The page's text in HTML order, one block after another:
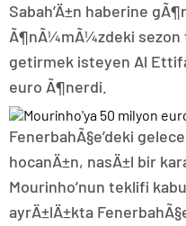
Sabah’Ä±n haberine
Ã¶nÃ¼mÃ¼zdeki sezon
getirmek isteyen Al
euro Ã¶nerdi.
FenerbahÃ§e’deki
hocanÄ±n, nasÄ±l bir
Mourinho’nun teklifi
ayrÄ±lÄ±kta